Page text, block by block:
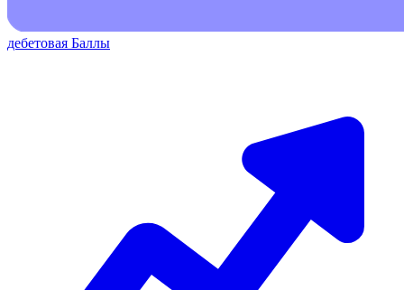
дебетовая Баллы